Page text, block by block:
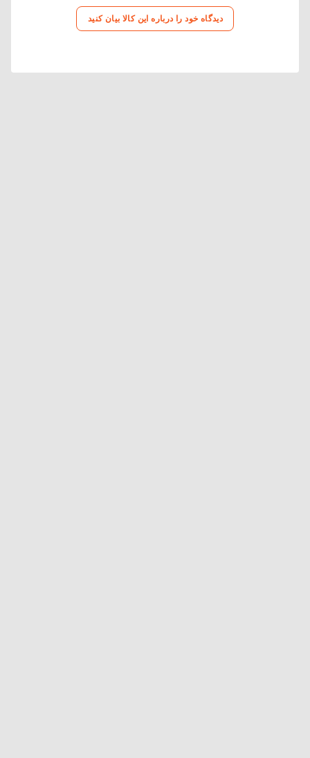
دیدگاه خود را درباره این کالا بیان کنید